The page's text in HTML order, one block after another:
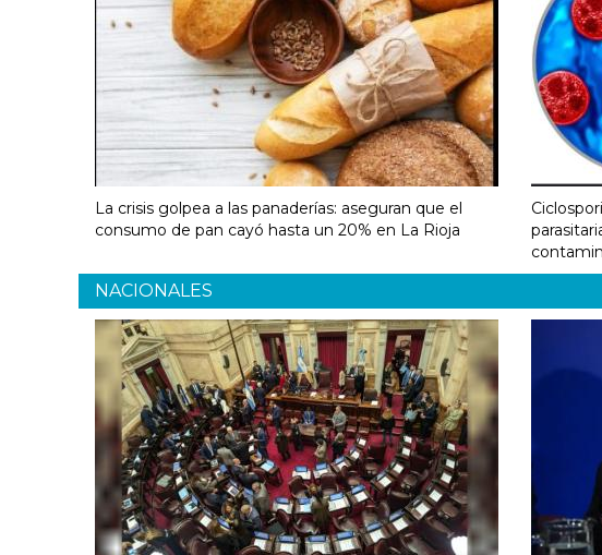
La crisis golpea a las panaderías: aseguran que el
consumo de pan cayó hasta un 20% en La Rioja
NACIONALES